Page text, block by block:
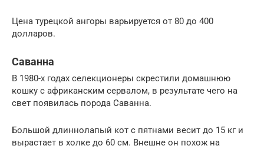
Цена турецкой ангоры варьируется от 80 до 400
долларов.
Саванна
В 1980-х годах селекционеры скрестили домашнюю
кошку с африканским сервалом, в результате чего на
свет появилась порода Саванна.
Большой длиннолапый кот с пятнами весит до 15 кг и
вырастает в холке до 60 см. Внешне он похож на